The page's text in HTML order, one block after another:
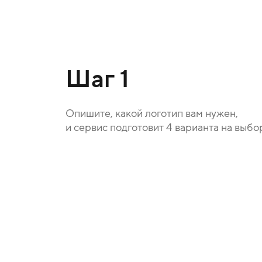
Шаг 1
Опишите, какой логотип вам нужен,
и сервис подготовит 4 варианта на